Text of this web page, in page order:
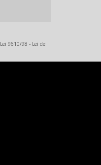
Lei 9610/98 - Lei de